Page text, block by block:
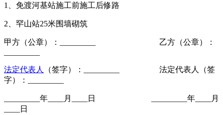
1、免渡河基站施工前施工后修路
2、罕山站25米围墙砌筑
甲方（公章）：_________ 乙方（公章）：
法定代表人
（签字）：_________ 法定代表人（签
字）：_________
_________年____月____日 _________年____月
____日